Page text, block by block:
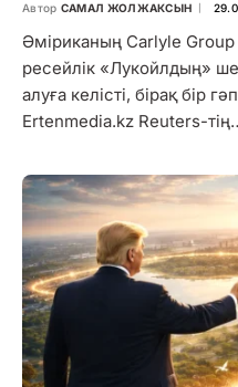
Автор САМАЛ ЖОЛЖАКСЫН
Әміриканың Carlyle
ресейлік «Лукойлдың»
алуға келісті, бірақ бір
Ertenmedia.kz Reuters-